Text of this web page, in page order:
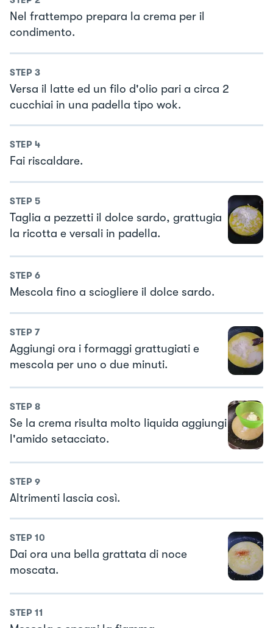
Nel frattempo prepara la crema per il
condimento.
STEP 3
Versa il latte ed un filo d'olio pari a circa 2
cucchiai in una padella tipo wok.
STEP 4
Fai riscaldare.
STEP 5
Taglia a pezzetti il dolce sardo, grattugia
la ricotta e versali in padella.
STEP 6
Mescola fino a sciogliere il dolce sardo.
STEP 7
Aggiungi ora i formaggi grattugiati e
mescola per uno o due minuti.
STEP 8
Se la crema risulta molto liquida aggiungi
l'amido setacciato.
STEP 9
Altrimenti lascia così.
STEP 10
Dai ora una bella grattata di noce
moscata.
STEP 11